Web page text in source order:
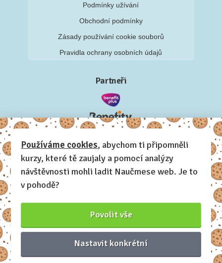
Podmínky užívání
Obchodní podmínky
Zásady používání cookie souborů
Pravidla ochrany osobních údajů
Partneři
Naučmese, 2012-2026.
Sdílíme dovednosti, offline i online.
Používáme cookies, abychom ti připomněli
kurzy, které tě zaujaly a pomocí analýzy
návštěvnosti mohli ladit Naučmese web. Je to
v pohodě?
Povolit vše
Nastavit konkrétní